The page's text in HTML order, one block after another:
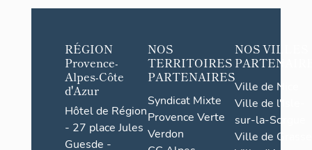
RÉGION
Provence-
Alpes-Côte
d'Azur
Hôtel de Région
- 27 place Jules
Guesde -
NOS
TERRITOIRES
PARTENAIRES
Syndicat Mixte
Provence Verte
Verdon
NOS VILLES
Ville de Nice
Ville de l'Isle-
sur-la-Sorgue
Ville de Grasse